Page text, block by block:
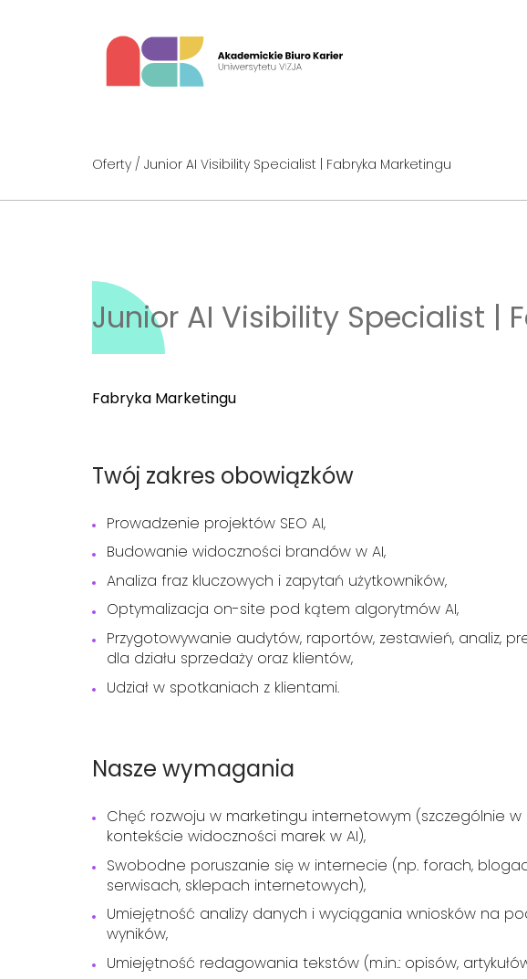
Oferty/ Junior AI Visibility Specialist | Fabryka Marketingu
Junior AI Visibility Specialist |
Fabryka Marketingu
Twój zakres obowiązków
Prowadzenie projektów SEO AI,
Budowanie widoczności brandów w AI,
Analiza fraz kluczowych i zapytań użytkowników,
Optymalizacja on-site pod kątem algorytmów AI,
Przygotowywanie audytów, raportów, zestawień, analiz,
dla działu sprzedaży oraz klientów,
Udział w spotkaniach z klientami.
Nasze wymagania
Chęć rozwoju w marketingu internetowym (szczególnie w
kontekście widoczności marek w AI),
Swobodne poruszanie się w internecie (np. forach,
serwisach, sklepach internetowych),
Umiejętność analizy danych i wyciągania wniosków na
wyników,
Umiejętność redagowania tekstów (m.in.: opisów,